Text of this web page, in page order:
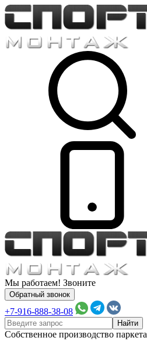
Мы работаем! Звоните
Обратный звонок
+7-916-888-38-08
Собственное производство паркета